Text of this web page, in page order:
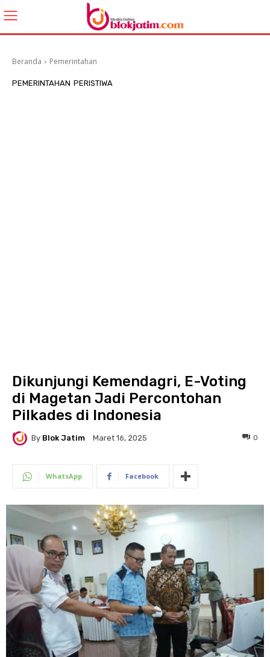
Beranda Pemerintahan
PEMERINTAHAN PERISTIWA
Dikunjungi Kemendagri, E-Voting
di Magetan Jadi Percontohan
Pilkades di Indonesia
By Blok Jatim Maret 16, 2025 0
WhatsApp Facebook